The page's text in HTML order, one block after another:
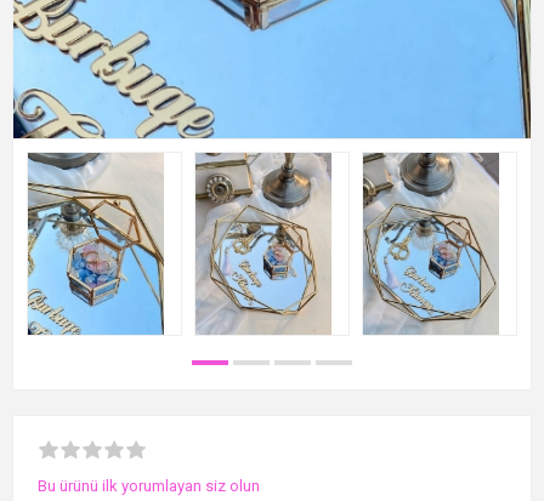
Bu ürünü ilk yorumlayan siz olun